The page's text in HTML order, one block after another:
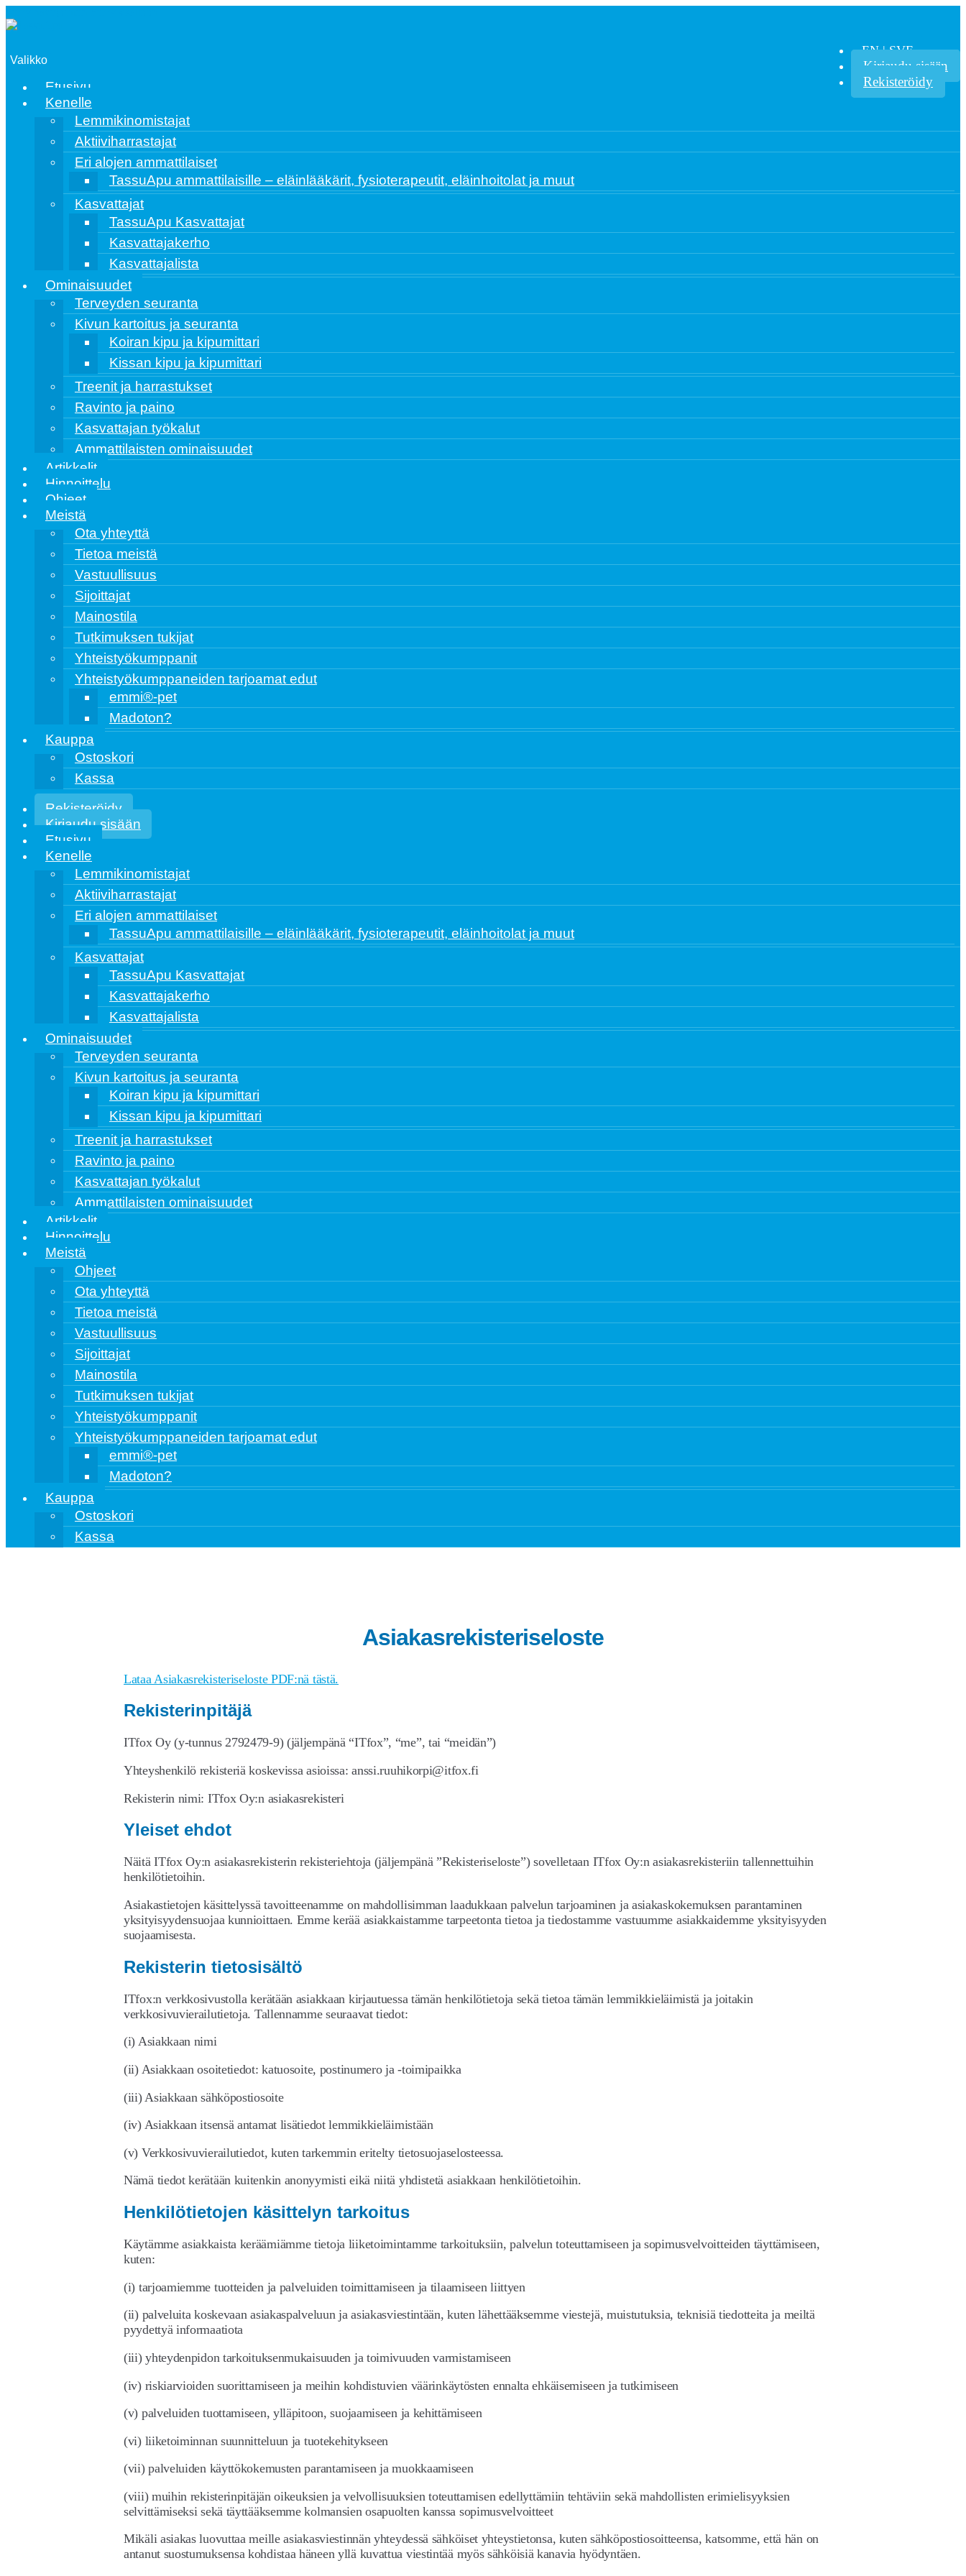
EN | SVE
Kirjaudu sisään
Rekisteröidy
Valikko
Etusivu
Kenelle
Lemmikinomistajat
Aktiiviharrastajat
Eri alojen ammattilaiset
TassuApu ammattilaisille – eläinlääkärit, fysioterapeutit, eläinhoitolat ja muut
Kasvattajat
TassuApu Kasvattajat
Kasvattajakerho
Kasvattajalista
Ominaisuudet
Terveyden seuranta
Kivun kartoitus ja seuranta
Koiran kipu ja kipumittari
Kissan kipu ja kipumittari
Treenit ja harrastukset
Ravinto ja paino
Kasvattajan työkalut
Ammattilaisten ominaisuudet
Artikkelit
Hinnoittelu
Ohjeet
Meistä
Ota yhteyttä
Tietoa meistä
Vastuullisuus
Sijoittajat
Mainostila
Tutkimuksen tukijat
Yhteistyökumppanit
Yhteistyökumppaneiden tarjoamat edut
emmi®️-pet
Madoton?
Kauppa
Ostoskori
Kassa
Rekisteröidy
Kirjaudu sisään
Etusivu
Kenelle
Lemmikinomistajat
Aktiiviharrastajat
Eri alojen ammattilaiset
TassuApu ammattilaisille – eläinlääkärit, fysioterapeutit, eläinhoitolat ja muut
Kasvattajat
TassuApu Kasvattajat
Kasvattajakerho
Kasvattajalista
Ominaisuudet
Terveyden seuranta
Kivun kartoitus ja seuranta
Koiran kipu ja kipumittari
Kissan kipu ja kipumittari
Treenit ja harrastukset
Ravinto ja paino
Kasvattajan työkalut
Ammattilaisten ominaisuudet
Artikkelit
Hinnoittelu
Meistä
Ohjeet
Ota yhteyttä
Tietoa meistä
Vastuullisuus
Sijoittajat
Mainostila
Tutkimuksen tukijat
Yhteistyökumppanit
Yhteistyökumppaneiden tarjoamat edut
emmi®️-pet
Madoton?
Kauppa
Ostoskori
Kassa
Asiakasrekisteriseloste
Lataa Asiakasrekisteriseloste PDF:nä tästä.
Rekisterinpitäjä
ITfox Oy (y-tunnus 2792479-9) (jäljempänä “ITfox”, “me”, tai “meidän”)
Yhteyshenkilö rekisteriä koskevissa asioissa: anssi.ruuhikorpi@itfox.fi
Rekisterin nimi: ITfox Oy:n asiakasrekisteri
Yleiset ehdot
Näitä ITfox Oy:n asiakasrekisterin rekisteriehtoja (jäljempänä ”Rekisteriseloste”) sovelletaan ITfox Oy:n asiakasrekisteriin tallennettuihin
henkilötietoihin.
Asiakastietojen käsittelyssä tavoitteenamme on mahdollisimman laadukkaan palvelun tarjoaminen ja asiakaskokemuksen parantaminen
yksityisyydensuojaa kunnioittaen. Emme kerää asiakkaistamme tarpeetonta tietoa ja tiedostamme vastuumme asiakkaidemme yksityisyyden
suojaamisesta.
Rekisterin tietosisältö
ITfox:n verkkosivustolla kerätään asiakkaan kirjautuessa tämän henkilötietoja sekä tietoa tämän lemmikkieläimistä ja joitakin
verkkosivuvierailutietoja. Tallennamme seuraavat tiedot:
(i) Asiakkaan nimi
(ii) Asiakkaan osoitetiedot: katuosoite, postinumero ja -toimipaikka
(iii) Asiakkaan sähköpostiosoite
(iv) Asiakkaan itsensä antamat lisätiedot lemmikkieläimistään
(v) Verkkosivuvierailutiedot, kuten tarkemmin eritelty tietosuojaselosteessa.
Nämä tiedot kerätään kuitenkin anonyymisti eikä niitä yhdistetä asiakkaan henkilötietoihin.
Henkilötietojen käsittelyn tarkoitus
Käytämme asiakkaista keräämiämme tietoja liiketoimintamme tarkoituksiin, palvelun toteuttamiseen ja sopimusvelvoitteiden täyttämiseen,
kuten:
(i) tarjoamiemme tuotteiden ja palveluiden toimittamiseen ja tilaamiseen liittyen
(ii) palveluita koskevaan asiakaspalveluun ja asiakasviestintään, kuten lähettääksemme viestejä, muistutuksia, teknisiä tiedotteita ja meiltä
pyydettyä informaatiota
(iii) yhteydenpidon tarkoituksenmukaisuuden ja toimivuuden varmistamiseen
(iv) riskiarvioiden suorittamiseen ja meihin kohdistuvien väärinkäytösten ennalta ehkäisemiseen ja tutkimiseen
(v) palveluiden tuottamiseen, ylläpitoon, suojaamiseen ja kehittämiseen
(vi) liiketoiminnan suunnitteluun ja tuotekehitykseen
(vii) palveluiden käyttökokemusten parantamiseen ja muokkaamiseen
(viii) muihin rekisterinpitäjän oikeuksien ja velvollisuuksien toteuttamisen edellyttämiin tehtäviin sekä mahdollisten erimielisyyksien
selvittämiseksi sekä täyttääksemme kolmansien osapuolten kanssa sopimusvelvoitteet
Mikäli asiakas luovuttaa meille asiakasviestinnän yhteydessä sähköiset yhteystietonsa, kuten sähköpostiosoitteensa, katsomme, että hän on
antanut suostumuksensa kohdistaa häneen yllä kuvattua viestintää myös sähköisiä kanavia hyödyntäen.